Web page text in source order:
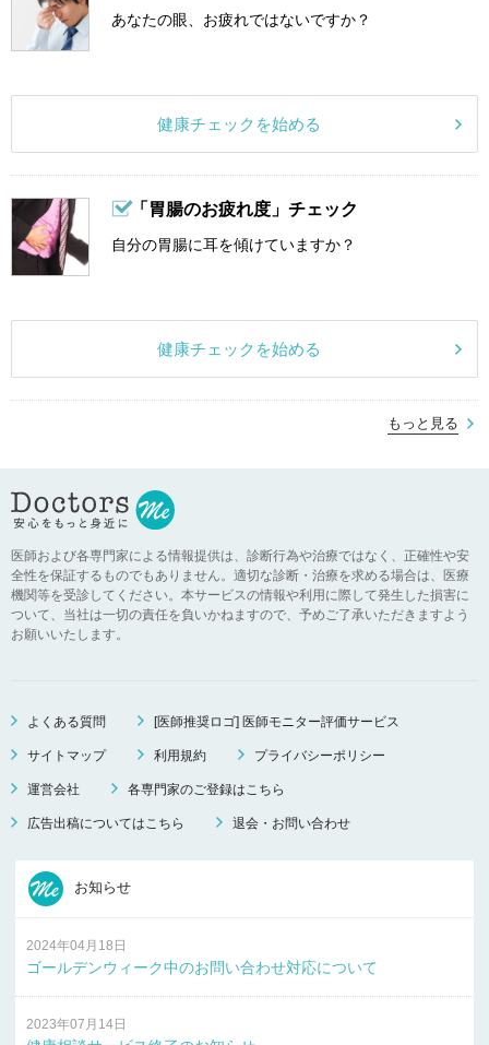
あなたの眼、お疲れではないですか？
健康チェックを始める
「胃腸のお疲れ度」チェック
自分の胃腸に耳を傾けていますか？
健康チェックを始める
もっと見る
医師および各専門家による情報提供は、診断行為や治療ではなく、正確性や安
全性を保証するものでもありません。適切な診断・治療を求める場合は、医療
機関等を受診してください。本サービスの情報や利用に際して発生した損害に
ついて、当社は一切の責任を負いかねますので、予めご了承いただきますよう
お願いいたします。
よくある質問 [医師推奨ロゴ] 医師モニター評価サービス
サイトマップ 利用規約 プライバシーポリシー
運営会社 各専門家のご登録はこちら
広告出稿についてはこちら 退会・お問い合わせ
お知らせ
2024年04月18日
ゴールデンウィーク中のお問い合わせ対応について
2023年07月14日